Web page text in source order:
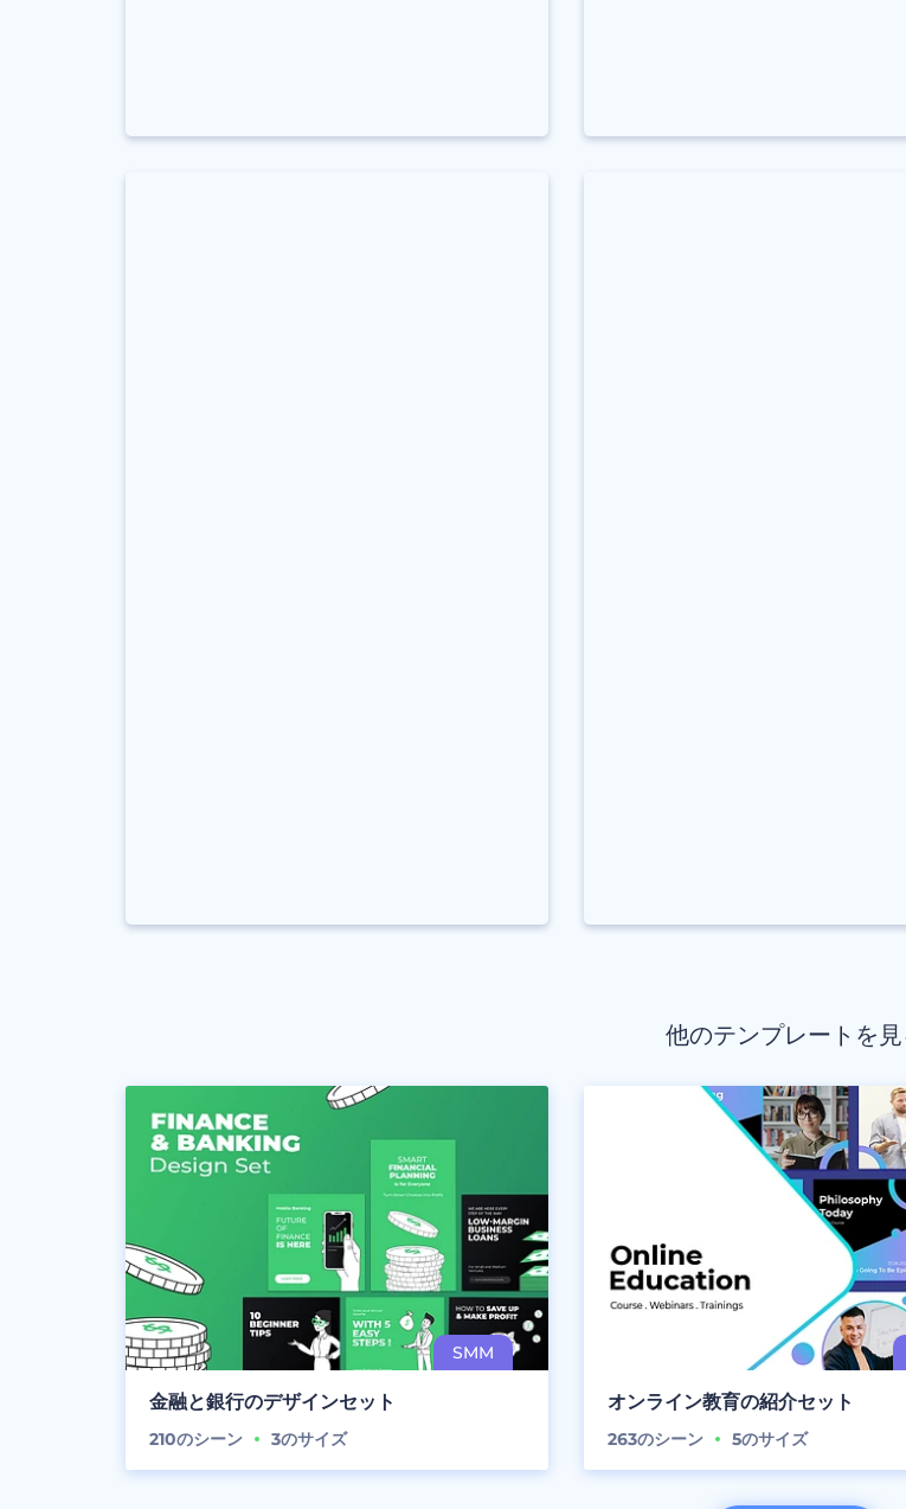
他のテンプレートを見
金融と銀行のデザインセット
210のシーン 3のサイズ
オンライン教育の紹介セット
263のシーン 5のサイズ